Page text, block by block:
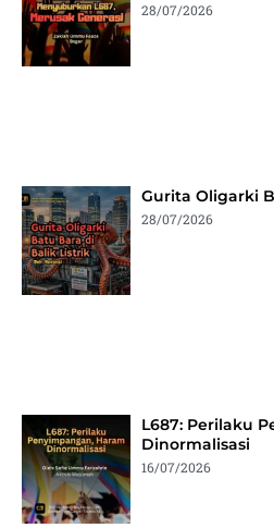
28/07/2026
Gurita Oligarki
28/07/2026
L687: Perilaku
Dinormalisasi
16/07/2026